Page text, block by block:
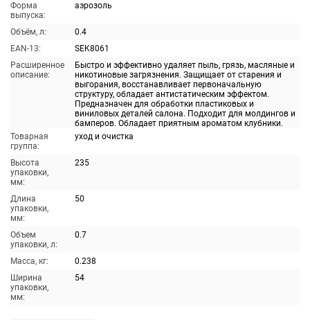
Форма
выпуска:
аэрозоль
Объём, л:
0.4
EAN-13:
SEK8061
Расширенное
описание:
Быстро и эффективно удаляет пыль, грязь, масляные и
никотиновые загрязнения. Защищает от старения и
выгорания, восстанавливает первоначальную
структуру, обладает антистатическим эффектом.
Предназначен для обработки пластиковых и
виниловых деталей салона. Подходит для молдингов и
бамперов. Обладает приятным ароматом клубники.
Товарная
группа:
уход и очистка
Высота
упаковки,
мм:
235
Длина
упаковки,
мм:
50
Объем
упаковки, л:
0.7
Масса, кг:
0.238
Ширина
упаковки,
мм:
54